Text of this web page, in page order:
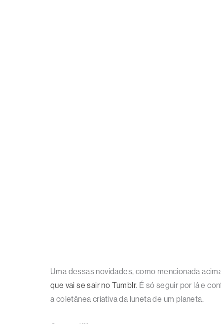
Uma dessas novidades, como mencionada
que vai se sair no Tumblr. É só seguir por lá e
a coletânea criativa da luneta de um planeta.